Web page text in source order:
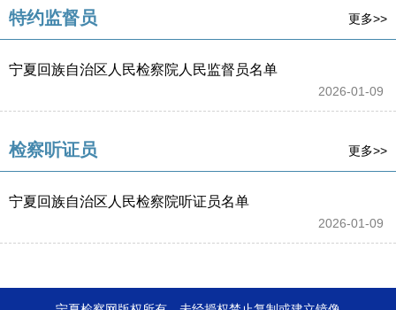
特约监督员 更多>>
宁夏回族自治区人民检察院人民监督员名单
2026-01-09
检察听证员 更多>>
宁夏回族自治区人民检察院听证员名单
2026-01-09